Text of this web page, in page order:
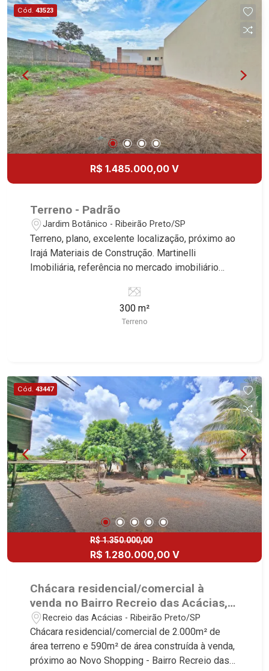
Cód. 43523
R$ 1.485.000,00 V
Terreno - Padrão
Jardim Botânico - Ribeirão Preto/SP
Terreno, plano, excelente localização, próximo ao
Irajá Materiais de Construção. Martinelli
Imobiliária, referência no mercado imobiliário
Avenida João Fiúsa, 1051 - Alto da Boa Vista |
300 m²
Terreno
Cód. 43447
R$ 1.350.000,00
R$ 1.280.000,00 V
Chácara residencial/comercial à
venda no Bairro Recreio das Acácias,
próximo ao Novo Shopping - Ribeirão
Preto/SP.
Recreio das Acácias - Ribeirão Preto/SP
Chácara residencial/comercial de 2.000m² de
área terreno e 590m² de área construída à venda,
próximo ao Novo Shopping - Bairro Recreio das